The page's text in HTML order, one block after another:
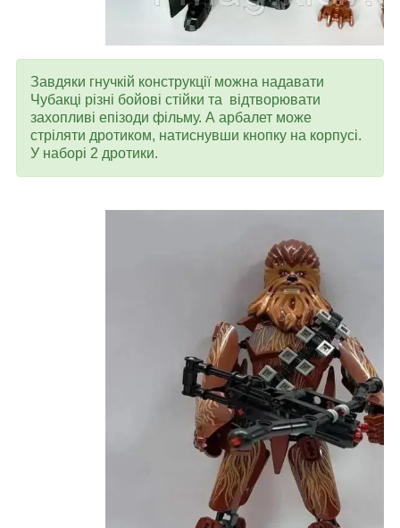
Завдяки гнучкій конструкції можна надавати
Чубакці різні бойові стійки та відтворювати
захопливі епізоди фільму. А арбалет може
стріляти дротиком, натиснувши кнопку на корпусі.
У наборі 2 дротики.